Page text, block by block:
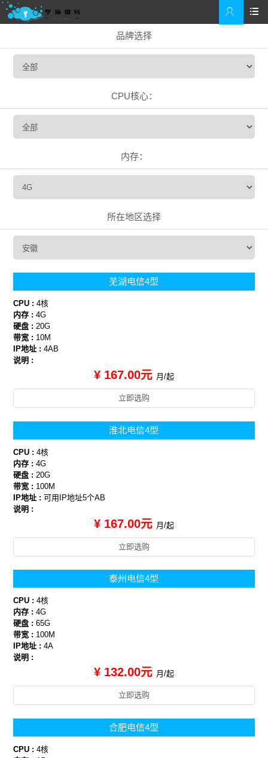


品牌选择
CPU核心：
内存：
所在地区选择
芜湖电信4型
CPU :4核
内存 :4G
硬盘 :20G
带宽 : 10M
IP地址 :4AB
说明 :
¥ 167.00元 月/起
立即选购
淮北电信4型
CPU :4核
内存 :4G
硬盘 : 20G
带宽 : 100M
IP地址 :可用IP地址5个AB
说明 :
¥ 167.00元 月/起
立即选购
泰州电信4型
CPU :4核
内存 :4G
硬盘 :65G
带宽 : 100M
IP地址 :4A
说明 :
¥ 132.00元 月/起
立即选购
合肥电信4型
CPU :4核